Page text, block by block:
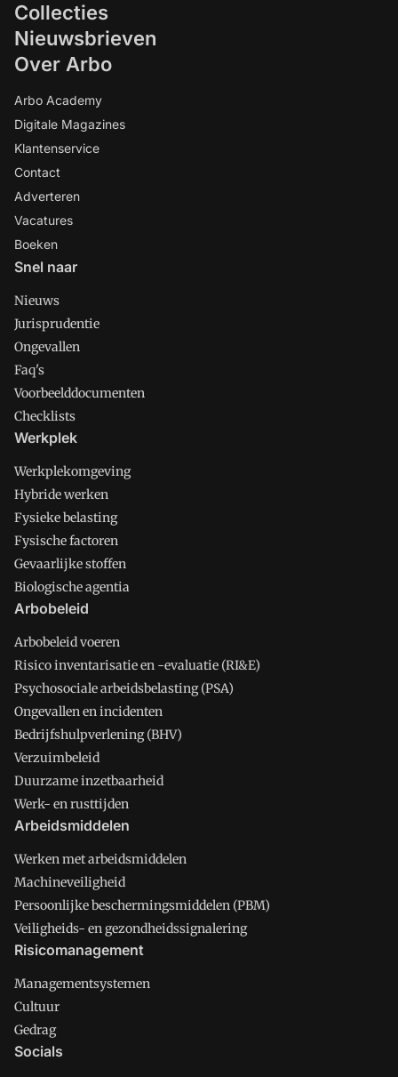
Collecties
Nieuwsbrieven
Over Arbo
Arbo Academy
Digitale Magazines
Klantenservice
Contact
Adverteren
Vacatures
Boeken
Snel naar
Nieuws
Jurisprudentie
Ongevallen
Faq's
Voorbeelddocumenten
Checklists
Werkplek
Werkplekomgeving
Hybride werken
Fysieke belasting
Fysische factoren
Gevaarlijke stoffen
Biologische agentia
Arbobeleid
Arbobeleid voeren
Risico inventarisatie en -evaluatie (RI&E)
Psychosociale arbeidsbelasting (PSA)
Ongevallen en incidenten
Bedrijfshulpverlening (BHV)
Verzuimbeleid
Duurzame inzetbaarheid
Werk- en rusttijden
Arbeidsmiddelen
Werken met arbeidsmiddelen
Machineveiligheid
Persoonlijke beschermingsmiddelen (PBM)
Veiligheids- en gezondheidssignalering
Risicomanagement
Managementsystemen
Cultuur
Gedrag
Socials